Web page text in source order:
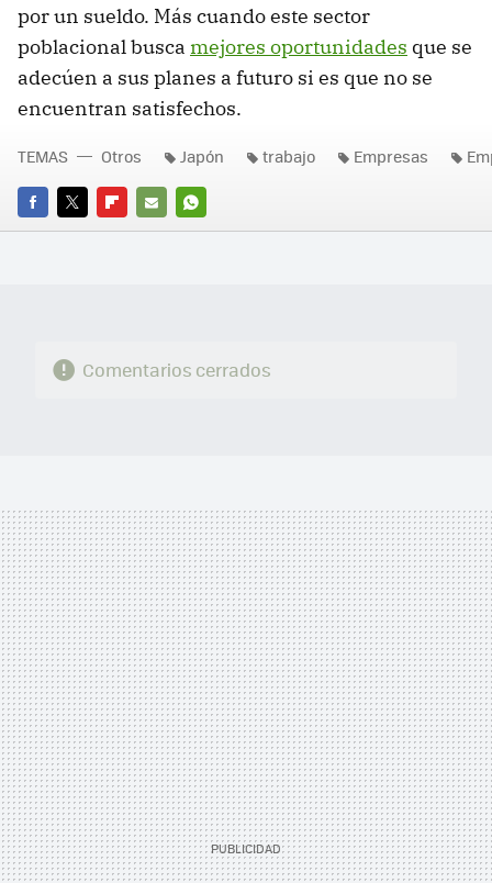
por un sueldo. Más cuando este sector
poblacional busca mejores oportunidades que se
adecúen a sus planes a futuro si es que no se
encuentran satisfechos.
FACEBOOK
TWITTERFLIPBOARD
E-
WHATSAPP
TEMAS Otros Japón trabajo Empresas
Comentarios cerrados